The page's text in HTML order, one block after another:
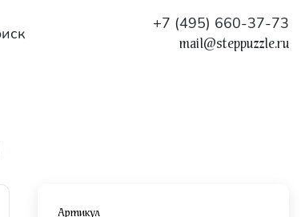
+7 (495) 660-37-73
mail@steppuzzle.ru
Артикул